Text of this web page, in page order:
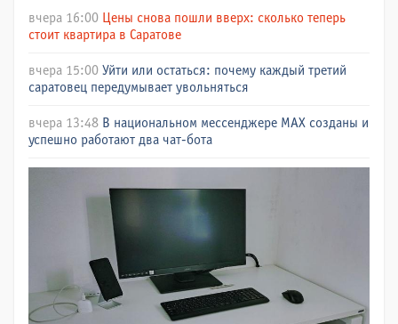
вчера 16:00 Цены снова пошли вверх: сколько теперь
стоит квартира в Саратове
вчера 15:00 Уйти или остаться: почему каждый третий
саратовец передумывает увольняться
вчера 13:48 В национальном мессенджере МАХ созданы и
успешно работают два чат-бота